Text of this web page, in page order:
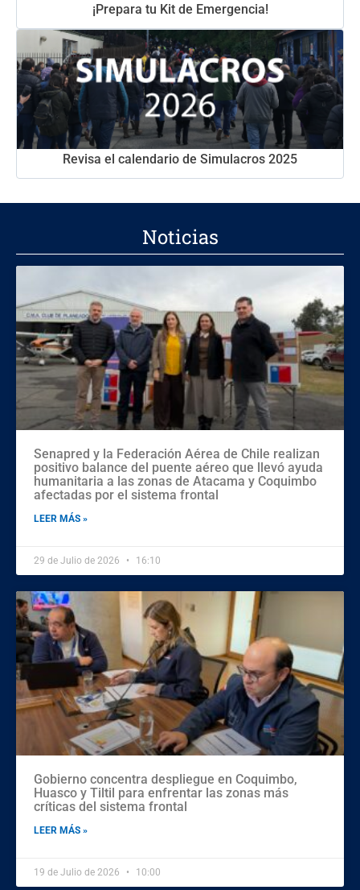
¡Prepara tu Kit de Emergencia!
Revisa el calendario de Simulacros 2025
Noticias
Senapred y la Federación Aérea de Chile realizan
positivo balance del puente aéreo que llevó ayuda
humanitaria a las zonas de Atacama y Coquimbo
afectadas por el sistema frontal
LEER MÁS »
29 de Julio de 2026 16:10
Gobierno concentra despliegue en Coquimbo,
Huasco y Tiltil para enfrentar las zonas más
críticas del sistema frontal
LEER MÁS »
19 de Julio de 2026 10:00